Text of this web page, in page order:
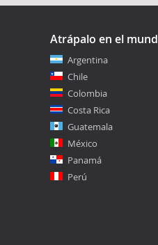
Atrápalo en el
Argentina
Chile
Colombia
Costa Rica
Guatemala
México
Panamá
Perú